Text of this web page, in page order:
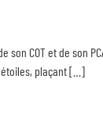
COT et de son
étoiles, plaçant […]